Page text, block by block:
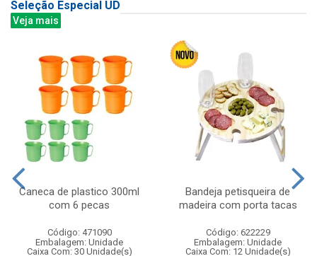
Seleção Especial UD
Veja mais
Caneca de plastico 300ml
com 6 pecas
Código: 471090
Embalagem: Unidade
Caixa Com: 30 Unidade(s)
Bandeja petisqueira de
madeira com porta tacas
Código: 622229
Embalagem: Unidade
Caixa Com: 12 Unidade(s)